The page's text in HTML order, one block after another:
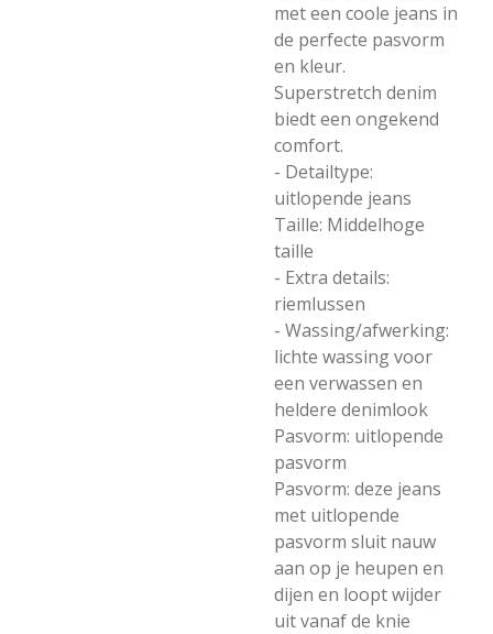
met een coole jeans in
de perfecte pasvorm
en kleur.
Superstretch denim
biedt een ongekend
comfort.
- Detailtype:
uitlopende jeans
Taille: Middelhoge
taille
- Extra details:
riemlussen
- Wassing/afwerking:
lichte wassing voor
een verwassen en
heldere denimlook
Pasvorm: uitlopende
pasvorm
Pasvorm: deze jeans
met uitlopende
pasvorm sluit nauw
aan op je heupen en
dijen en loopt wijder
uit vanaf de knie